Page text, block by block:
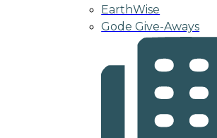
EarthWise
Gode Give-Aways